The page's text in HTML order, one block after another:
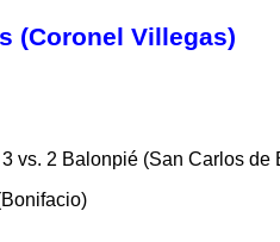
(Coronel Villegas)
vs. 2 Balonpié (San Carlos de